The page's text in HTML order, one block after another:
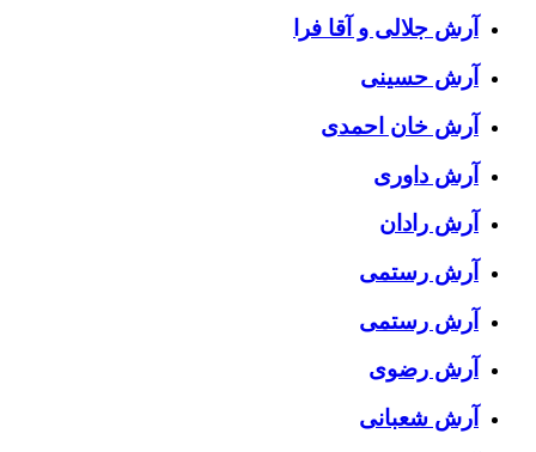
آرش جلالی و آقا فرا
آرش حسینی
آرش خان احمدی
آرش داوری
آرش رادان
آرش رستمى
آرش رستمی
آرش رضوی
آرش شعبانی